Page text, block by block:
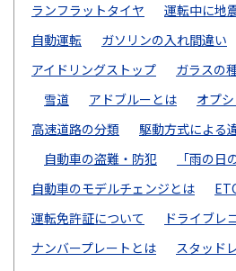
ランフラットタイヤ
運転中に地
自動運転
ガソリンの入れ間違い
アイドリングストップ
ガラスの
雪道
アドブルーとは オプ
高速道路の分類
駆動方式による
自動車の盗難・防犯
「雨の日
自動車のモデルチェンジとは
運転免許証について
ドライブレ
ナンバープレートとは
スタッド